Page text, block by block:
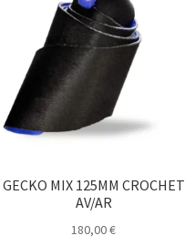
GECKO MIX 125MM CROCHET
AV/AR
180,00€